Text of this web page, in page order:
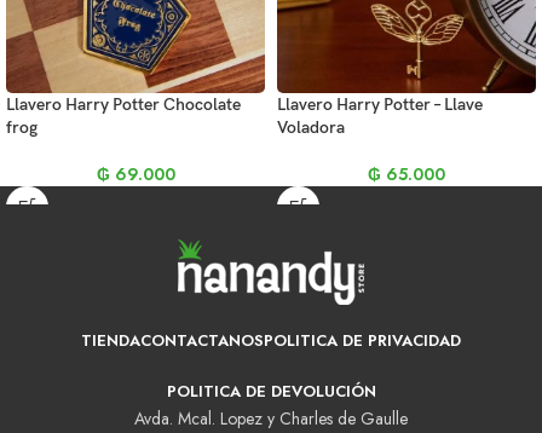
Llavero Harry Potter Chocolate
frog
₲ 69.000
Llavero Harry Potter – Llave
Voladora
₲ 65.000
TIENDACONTACTANOSPOLITICA DE PRIVACIDAD
POLITICA DE DEVOLUCIÓN
Avda. Mcal. Lopez y Charles de Gaulle